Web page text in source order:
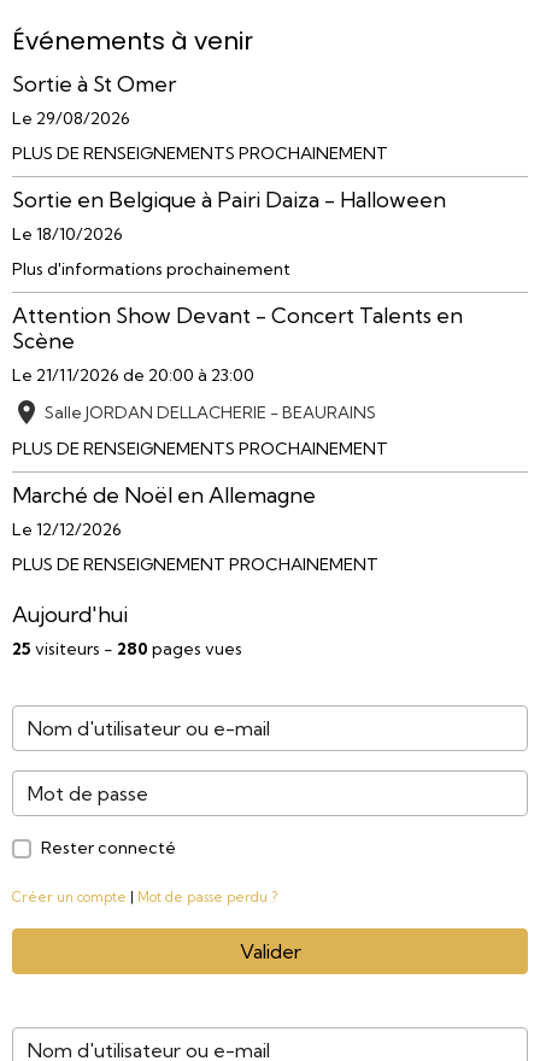
Événements à venir
Sortie à St Omer
Le 29/08/2026
PLUS DE RENSEIGNEMENTS PROCHAINEMENT
Sortie en Belgique à Pairi Daiza - Halloween
Le 18/10/2026
Plus d'informations prochainement
Attention Show Devant - Concert Talents en
Scène
Le 21/11/2026 de 20:00 à 23:00
Salle JORDAN DELLACHERIE - BEAURAINS
PLUS DE RENSEIGNEMENTS PROCHAINEMENT
Marché de Noël en Allemagne
Le 12/12/2026
PLUS DE RENSEIGNEMENT PROCHAINEMENT
Aujourd'hui
25 visiteurs - 280 pages vues
Rester connecté
Créer un compte Mot de passe perdu ?
Valider